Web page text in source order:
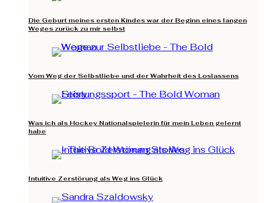
Die Geburt meines ersten Kindes war der Beginn eines langen
Weges zurück zu mir selbst
Vom Weg der Selbstliebe und der Wahrheit des Loslassens
Was ich als Hockey Nationalspielerin für mein Leben gelernt
habe
Intuitive Zerstörung als Weg ins Glück